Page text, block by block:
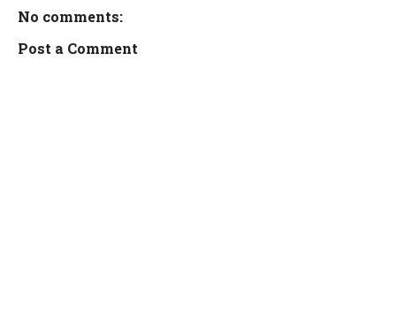
No comments:
Post a Comment